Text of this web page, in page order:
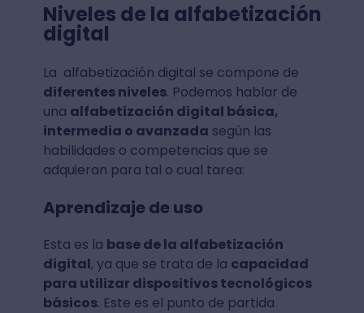
Niveles de la alfabetización
digital
La alfabetización digital se compone de
diferentes niveles. Podemos hablar de
una alfabetización digital básica,
intermedia o avanzada según las
habilidades o competencias que se
adquieran para tal o cual tarea:
Aprendizaje de uso
Esta es la base de la alfabetización
digital, ya que se trata de la capacidad
para utilizar dispositivos tecnológicos
básicos. Este es el punto de partida